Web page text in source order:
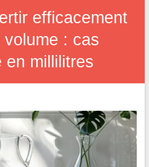
efficacement
volume : cas
en millilitres